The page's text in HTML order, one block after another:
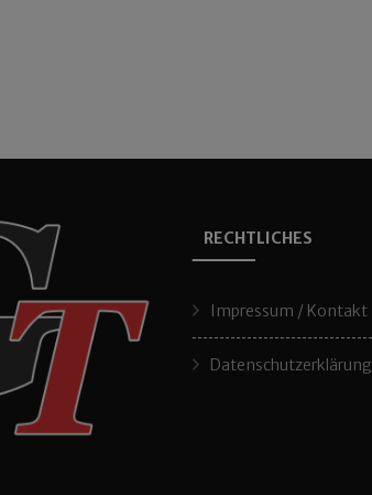
RECHTLICHES
Impressum / Kontakt
Datenschutzerklärung